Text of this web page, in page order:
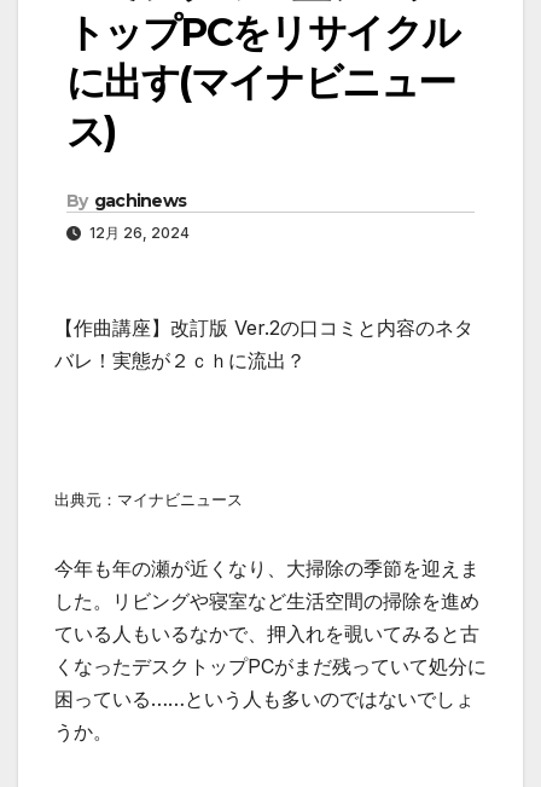
トップPCをリサイクル
に出す(マイナビニュー
ス)
By gachinews
12月 26, 2024
【作曲講座】改訂版 Ver.2の口コミと内容のネタ
バレ！実態が２ｃｈに流出？
出典元：マイナビニュース
今年も年の瀬が近くなり、大掃除の季節を迎えま
した。リビングや寝室など生活空間の掃除を進め
ている人もいるなかで、押入れを覗いてみると古
くなったデスクトップPCがまだ残っていて処分に
困っている……という人も多いのではないでしょ
うか。